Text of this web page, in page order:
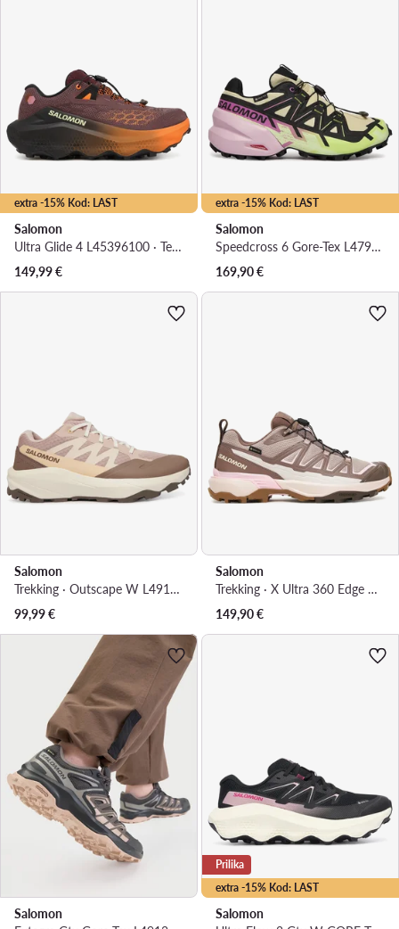
extra -15% Kod: LAST
Salomon
Ultra Glide 4 L45396100 · Tenisice za trčanje
149,99€
extra -15% Kod: LAST
Salomon
Speedcross 6 Gore-Tex L47985700 · Tenisice za trčanje
169,90€
Salomon
Trekking · Outscape W L49153400 · Ružičasta
99,99€
Salomon
Trekking · X Ultra 360 Edge Gore-Tex L47981800 · Smeđa
149,90€
Salomon
extra -15% Kod: LAST
Prilika
Salomon